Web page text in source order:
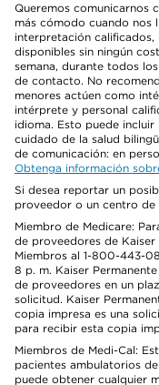
Queremos comunicarnos
más cómodo cuando nos
interpretación calificados,
disponibles sin ningún
semana, durante todos
de contacto. No
menores actúen como
intérprete y personal
idioma. Esto puede
cuidado de la salud
de comunicación: en
Obtenga información
Si desea reportar un
proveedor o un centro de
Miembro de Medicare:
de proveedores de Kaiser
Miembros al 1-800-443-
8 p. m. Kaiser
de proveedores en un
solicitud. Kaiser
copia impresa es una
para recibir esta copia
Miembros de Medi-Cal:
pacientes ambulatorios
puede obtener cualquier